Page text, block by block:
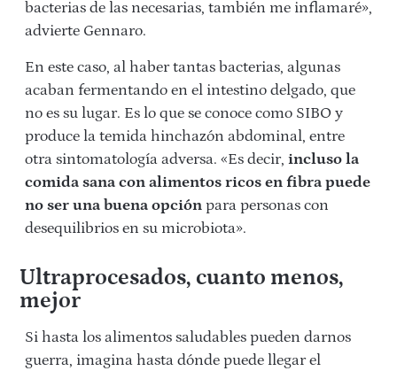
bacterias de las necesarias, también me inflamaré»,
advierte Gennaro.
En este caso, al haber tantas bacterias, algunas
acaban fermentando en el intestino delgado, que
no es su lugar. Es lo que se conoce como SIBO y
produce la temida hinchazón abdominal, entre
otra sintomatología adversa. «Es decir, incluso la
comida sana con alimentos ricos en fibra puede
no ser una buena opción para personas con
desequilibrios en su microbiota».
Ultraprocesados, cuanto menos,
mejor
Si hasta los alimentos saludables pueden darnos
guerra, imagina hasta dónde puede llegar el